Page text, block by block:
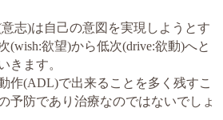
意志)は自己の意図を実現しようとす
(wish:欲望)から低次(drive:欲動)へと
きます。
作(ADL)で出来ることを多く残すこ
予防であり治療なのではないでしょ